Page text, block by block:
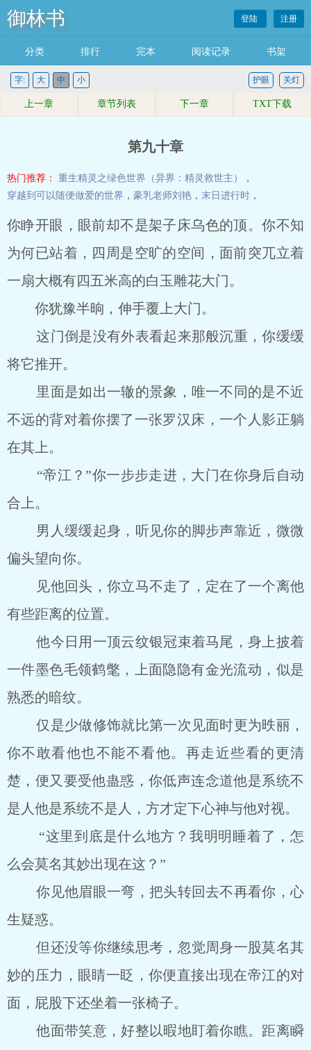
御林书 登陆 注册
分类 排行 完本 阅读记录 书架
字: 大 中 小 关灯
护眼
上一章 章节列表 下一章 TXT下载
第九十章
热门推荐： 重生精灵之绿色世界（异界：精灵救世主）
，
穿越到可以随便做爱的世界 ， 豪乳老师刘艳 ， 末日进行时 ，
你睁开眼，眼前却不是架子床乌色的顶。你不知
为何已站着，四周是空旷的空间，面前突兀立着
一扇大概有四五米高的白玉雕花大门。
你犹豫半晌，伸手覆上大门。
这门倒是没有外表看起来那般沉重，你缓缓
将它推开。
里面是如出一辙的景象，唯一不同的是不近
不远的背对着你摆了一张罗汉床，一个人影正躺
在其上。
“帝江？”你一步步走进，大门在你身后自动
合上。
男人缓缓起身，听见你的脚步声靠近，微微
偏头望向你。
见他回头，你立马不走了，定在了一个离他
有些距离的位置。
他今日用一顶云纹银冠束着马尾，身上披着
一件墨色毛领鹤氅，上面隐隐有金光流动，似是
熟悉的暗纹。
仅是少做修饰就比第一次见面时更为昳丽，
你不敢看他也不能不看他。再走近些看的更清
楚，便又要受他蛊惑，你低声连念道他是系统不
是人他是系统不是人，方才定下心神与他对视。
“这里到底是什么地方？我明明睡着了，怎
么会莫名其妙出现在这？”
你见他眉眼一弯，把头转回去不再看你，心
生疑惑。
但还没等你继续思考，忽觉周身一股莫名其
妙的压力，眼睛一眨，你便直接出现在帝江的对
面，屁股下还坐着一张椅子。
他面带笑意，好整以暇地盯着你瞧。距离瞬